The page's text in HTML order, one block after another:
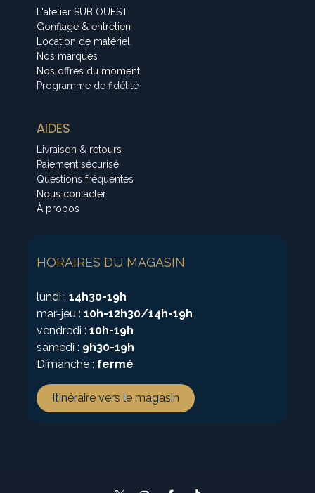
L'atelier SUB OUEST
Gonflage & entretien
Location de matériel
Nos marques
Nos offres du moment
Programme de fidélité
AIDES
Livraison & retours
Paiement sécurisé
Questions fréquentes
Nous contacter
À propos
HORAIRES DU MAGASIN
lundi :14h30-19h
mar-jeu :10h-12h30/14h-19h
vendredi :10h-19h
samedi : 9h30-19h
Dimanche : fermé
Itinéraire vers le magasin